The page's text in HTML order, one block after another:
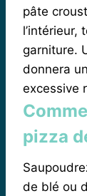
pâte
l’intérieur,
garniture.
donnera
excessive
pizza
de blé ou